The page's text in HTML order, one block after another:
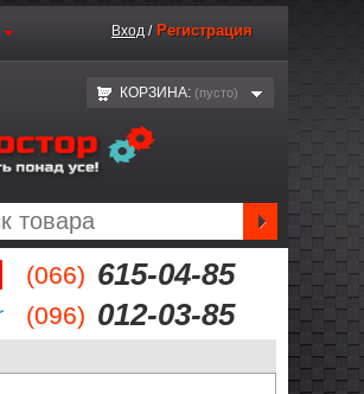
(066) 615-04-85
(096) 012-03-85
Вход / Регистрация
КОРЗИНА: (пустo)